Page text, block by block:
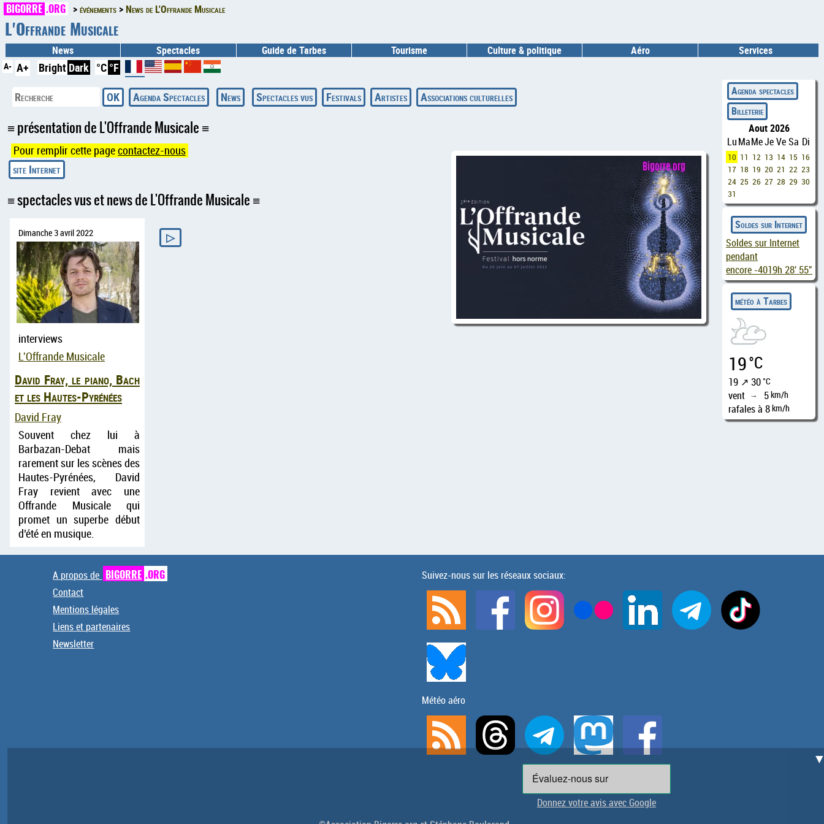
BIGORRE .ORG événements News de L'Offrande Musicale
L'Offrande Musicale
News Spectacles Guide de Tarbes Tourisme Culture & politique Aéro Services
A- A+ Bright Dark °C °F
Agenda Spectacles
News Spectacles vus Festivals Artistes Associations culturelles
présentation de L'Offrande Musicale
Pour remplir cette pagecontactez-nous
spectacles vus et news de L'Offrande Musicale
Dimanche 3 avril 2022
interviews
L'Offrande Musicale
David Fray, le piano, Bach
et les Hautes-Pyrénées
David Fray
Souvent chez lui à
Barbazan-Debat mais
rarement sur les scènes des
Hautes-Pyrénées, David
Fray revient avec une
Offrande Musicale qui
promet un superbe début
d’été en musique.
▷
◄
Agenda spectacles
Billeterie
Aout 2026
LuMaMeJe VeSa Di
10 11 12 13 14 15 16
17 18 19 20 21 22 23
24 25 26 27 28 29 30
31
Soldes sur Internet
Soldes sur Internet
pendant
encore -4019h 28' 55"
météo à Tarbes
19°C
19 ↗ 30°C
vent ↑ 5km/h
rafales à 8km/h
A propos de BIGORRE .ORG
Contact
Mentions légales
Liens et partenaires
Newsletter
Suivez-nous sur les réseaux sociaux:
Météo aéro
Donnez votre avis avec Google